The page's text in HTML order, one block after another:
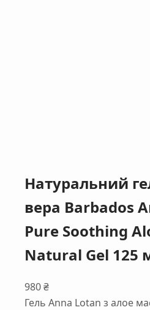
Натуральний
вера Barbados
Pure Soothing
Natural Gel 125
980₴
Гель Anna Lotan з алое